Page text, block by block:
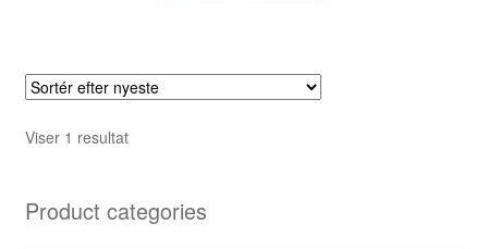
Viser 1 resultat
Product categories